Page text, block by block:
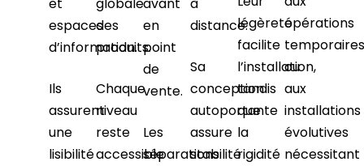
et
espaces
d’information.
Ils
assurent
une
lisibilité
globale
des
produits.
Chaque
niveau
reste
accessible
avant
en
point
de
vente.
Les
séparations
à
distance.
Sa
conception
autoportante
assure
stabilité
légèreté
facilite
l’installation,
tandis
que
la
rigidité
opérations
temporaires
ou
aux
installations
évolutives
nécessitant